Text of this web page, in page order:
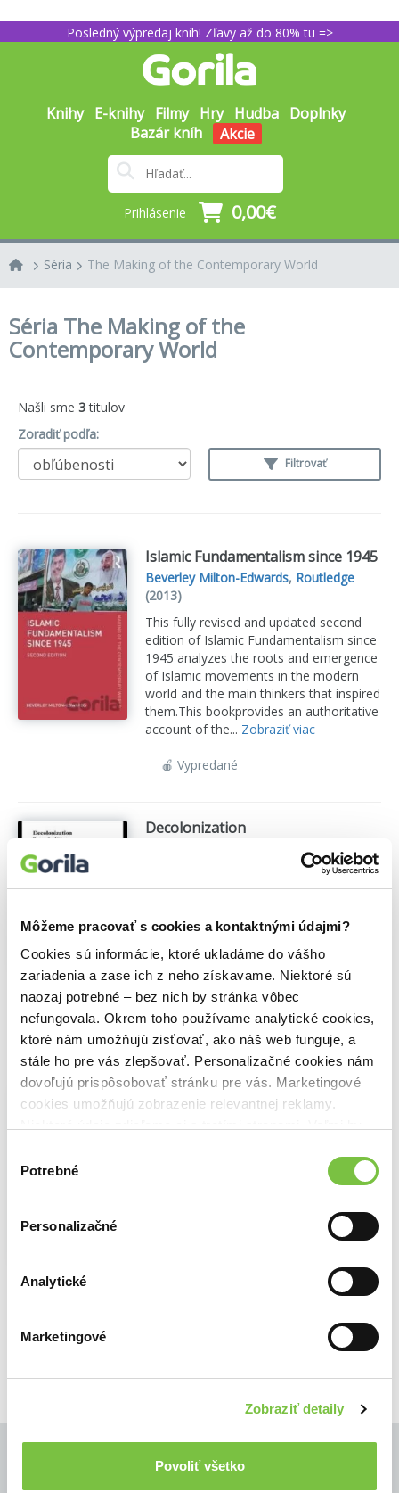
Môžeme pracovať s cookies a kontaktnými údajmi?
Cookies sú informácie, ktoré ukladáme do vášho
zariadenia a zase ich z neho získavame. Niektoré sú
naozaj potrebné – bez nich by stránka vôbec
nefungovala. Okrem toho používame analytické cookies,
ktoré nám umožňujú zisťovať, ako náš web funguje, a
stále ho pre vás zlepšovať. Personalizačné cookies nám
dovoľujú prispôsobovať stránku pre vás. Marketingové
cookies umožňujú zobrazenie relevantnej reklamy.
cookies.
súhlasu
Potrebné
Personalizačné
Analytické
Marketingové
Zobraziť detaily
Povoliť všetko
Posledný výpredaj kníh! Zľavy až do 80% tu =>
Knihy E-knihy Filmy Hry Hudba Doplnky
Bazár kníh
Akcie
Prihlásenie 0,00€
Séria The Making of the Contemporary World
Séria The Making of the
Contemporary World
Našli sme 3titulov
Zoradiť podľa:
Filtrovať
Islamic Fundamentalism since 1945
Beverley Milton-Edwards, Routledge
(2013)
This fully revised and updated second
edition of Islamic Fundamentalism since
1945 analyzes the roots and emergence
of Islamic movements in the modern
world and the main thinkers that inspired
them.This bookprovides an authoritative
account of the... Zobraziť viac
🍎 Vypredané
Decolonization
(2004)
Raymond F. Betts considers the
'process' of decolonization and the
problems, drawing on numerous
examples including Ghana, India,
Rwanda and Hong Kong. He examines:
the effects of the two World Wars on
the colonial...Zobraziť viac
🍎 Vypredané
The International Economy since
1945
Sidney Pollard,Routledge(1997)
In "The International Economy Since
1945," Sidney Pollard describes the most
economics during the last half century.
Pollard analyzes institutional issues,
multinational company, as well as...